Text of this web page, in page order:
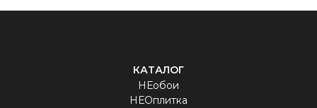
КАТАЛОГ
НЕобои
НЕОплитка